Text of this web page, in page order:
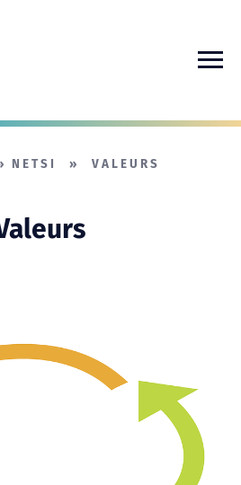
NETSI » VALEURS